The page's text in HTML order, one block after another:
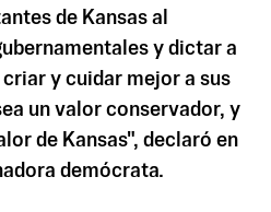
de Kansas al
y dictar a
criar y cuidar mejor a sus
un valor conservador, y
de Kansas", declaró en
demócrata.